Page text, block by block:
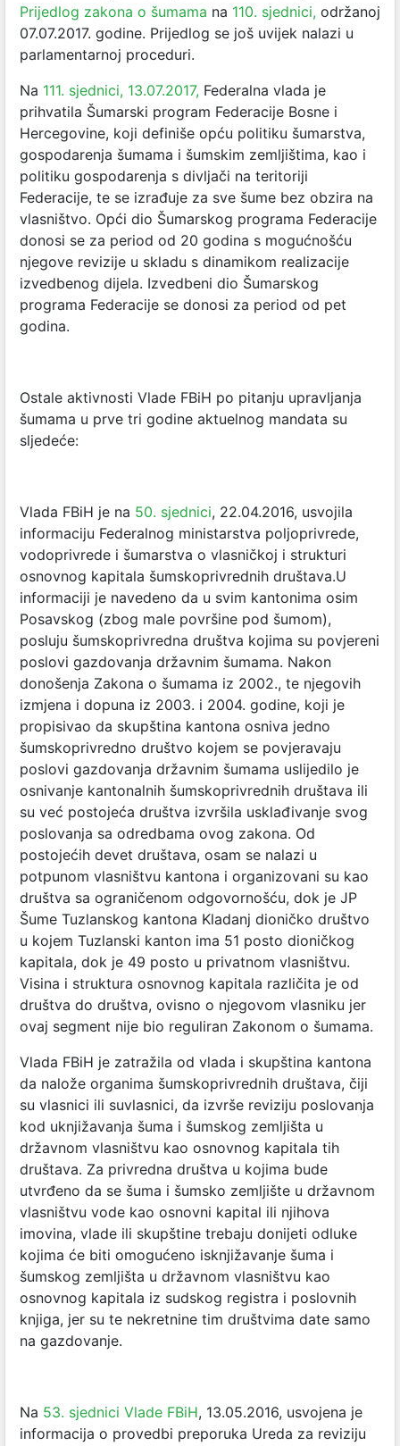
Prijedlog zakona o šumama na 110. sjednici, održanoj
07.07.2017. godine. Prijedlog se još uvijek nalazi u
parlamentarnoj proceduri.
Na 111. sjednici, 13.07.2017, Federalna vlada je
prihvatila Šumarski program Federacije Bosne i
Hercegovine, koji definiše opću politiku šumarstva,
gospodarenja šumama i šumskim zemljištima, kao i
politiku gospodarenja s divljači na teritoriji
Federacije, te se izrađuje za sve šume bez obzira na
vlasništvo. Opći dio Šumarskog programa Federacije
donosi se za period od 20 godina s mogućnošću
njegove revizije u skladu s dinamikom realizacije
izvedbenog dijela. Izvedbeni dio Šumarskog
programa Federacije se donosi za period od pet
godina.
Ostale aktivnosti Vlade FBiH po pitanju upravljanja
šumama u prve tri godine aktuelnog mandata su
sljedeće:
Vlada FBiH je na 50. sjednici, 22.04.2016, usvojila
informaciju Federalnog ministarstva poljoprivrede,
vodoprivrede i šumarstva o vlasničkoj i strukturi
osnovnog kapitala šumskoprivrednih društava.U
informaciji je navedeno da u svim kantonima osim
Posavskog (zbog male površine pod šumom),
posluju šumskoprivredna društva kojima su povjereni
poslovi gazdovanja državnim šumama. Nakon
donošenja Zakona o šumama iz 2002., te njegovih
izmjena i dopuna iz 2003. i 2004. godine, koji je
propisivao da skupština kantona osniva jedno
šumskoprivredno društvo kojem se povjeravaju
poslovi gazdovanja državnim šumama uslijedilo je
osnivanje kantonalnih šumskoprivrednih društava ili
su već postojeća društva izvršila usklađivanje svog
poslovanja sa odredbama ovog zakona. Od
postojećih devet društava, osam se nalazi u
potpunom vlasništvu kantona i organizovani su kao
društva sa ograničenom odgovornošću, dok je JP
Šume Tuzlanskog kantona Kladanj dioničko društvo
u kojem Tuzlanski kanton ima 51 posto dioničkog
kapitala, dok je 49 posto u privatnom vlasništvu.
Visina i struktura osnovnog kapitala različita je od
društva do društva, ovisno o njegovom vlasniku jer
ovaj segment nije bio reguliran Zakonom o šumama.
Vlada FBiH je zatražila od vlada i skupština kantona
da nalože organima šumskoprivrednih društava, čiji
su vlasnici ili suvlasnici, da izvrše reviziju poslovanja
kod uknjižavanja šuma i šumskog zemljišta u
državnom vlasništvu kao osnovnog kapitala tih
društava. Za privredna društva u kojima bude
utvrđeno da se šuma i šumsko zemljište u državnom
vlasništvu vode kao osnovni kapital ili njihova
imovina, vlade ili skupštine trebaju donijeti odluke
kojima će biti omogućeno isknjižavanje šuma i
šumskog zemljišta u državnom vlasništvu kao
osnovnog kapitala iz sudskog registra i poslovnih
knjiga, jer su te nekretnine tim društvima date samo
na gazdovanje.
Na 53. sjednici Vlade FBiH, 13.05.2016, usvojena je
informacija o provedbi preporuka Ureda za reviziju